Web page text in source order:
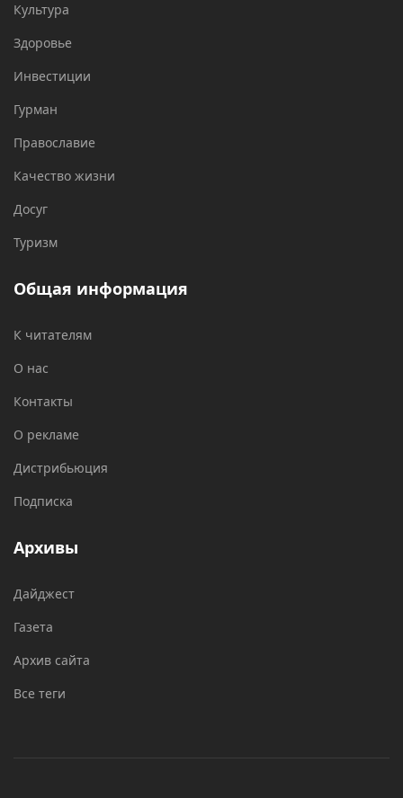
Культура
Здоровье
Инвестиции
Гурман
Православие
Качество жизни
Досуг
Туризм
Общая информация
К читателям
О нас
Контакты
О рекламе
Дистрибьюция
Подписка
Архивы
Дайджест
Газета
Архив сайта
Все теги